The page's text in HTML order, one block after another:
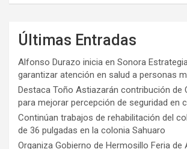
Últimas Entradas
Alfonso Durazo inicia en Sonora
garantizar atención en salud a personas
Destaca Toño Astiazarán contribución de
para mejorar percepción de seguridad en
Continúan trabajos de rehabilitación del
de 36 pulgadas en la colonia Sahuaro
Organiza Gobierno de Hermosillo Feria de